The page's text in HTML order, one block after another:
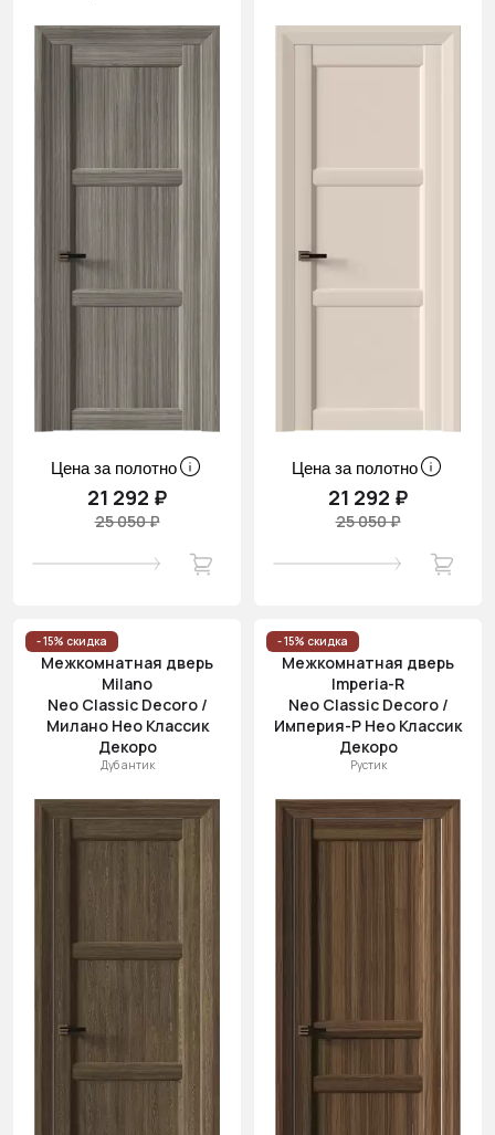
Цена за полотно
21 292 ₽
25 050 ₽
Цена за полотно
21 292 ₽
25 050 ₽
- 15% скидка
Межкомнатная дверь
Milano
Neo Classic Decoro /
Милано Нео Классик
Декоро
Дуб антик
- 15% скидка
Межкомнатная дверь
Imperia-R
Neo Classic Decoro /
Империя-Р Нео Классик
Декоро
Рустик